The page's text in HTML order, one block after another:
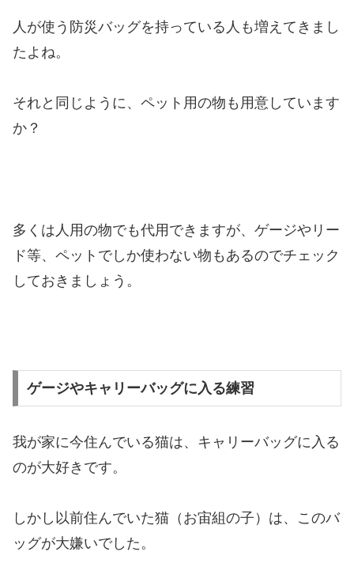
人が使う防災バッグを持っている人も増えてきまし
たよね。
それと同じように、ペット用の物も用意しています
か？
多くは人用の物でも代用できますが、ゲージやリー
ド等、ペットでしか使わない物もあるのでチェック
しておきましょう。
ゲージやキャリーバッグに入る練習
我が家に今住んでいる猫は、キャリーバッグに入る
のが大好きです。
しかし以前住んでいた猫（お宙組の子）は、このバ
ッグが大嫌いでした。